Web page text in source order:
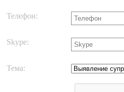
Телефон:
Skype:
Тема: